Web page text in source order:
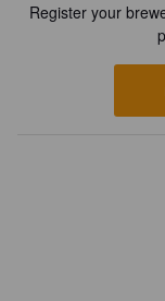
Register your